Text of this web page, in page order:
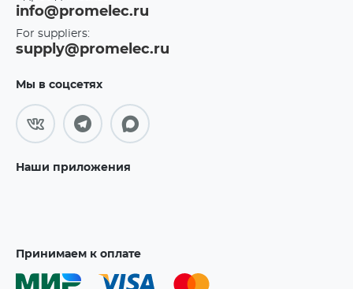
info@promelec.ru
For suppliers:
supply@promelec.ru
Мы в соцсетях
Наши приложения
Принимаем к оплате